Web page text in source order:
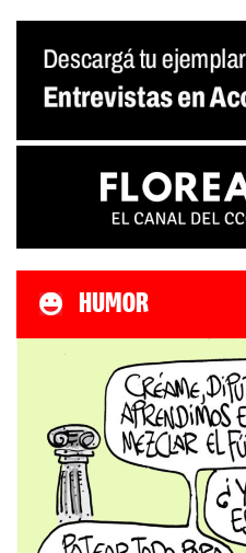
HUMOR